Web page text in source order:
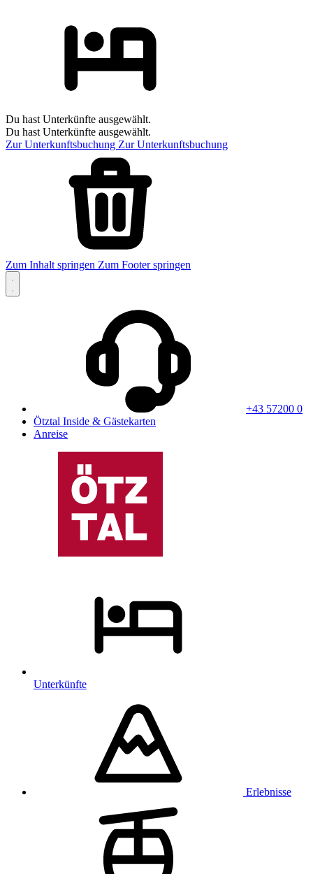
Du hast Unterkünfte ausgewählt.
Du hast Unterkünfte ausgewählt.
Zur Unterkunftsbuchung Zur Unterkunftsbuchung
Zum Inhalt springen Zum Footer springen
+43 57200 0
Ötztal Inside & Gästekarten
Anreise
Unterkünfte
Erlebnisse